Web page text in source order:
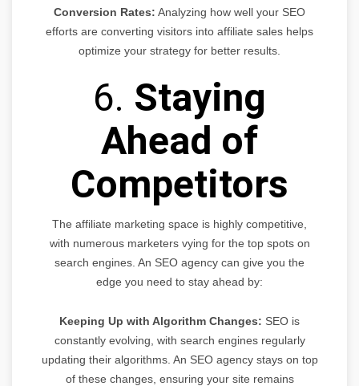
Conversion Rates: Analyzing how well your SEO
efforts are converting visitors into affiliate sales helps
optimize your strategy for better results.
6. Staying
Ahead of
Competitors
The affiliate marketing space is highly competitive,
with numerous marketers vying for the top spots on
search engines. An SEO agency can give you the
edge you need to stay ahead by:
Keeping Up with Algorithm Changes: SEO is
constantly evolving, with search engines regularly
updating their algorithms. An SEO agency stays on top
of these changes, ensuring your site remains